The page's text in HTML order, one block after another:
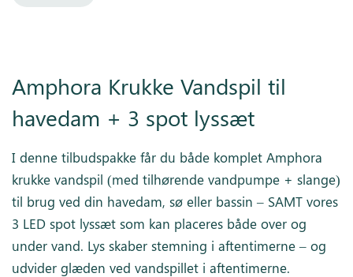
Amphora Krukke Vandspil til
havedam + 3 spot lyssæt
I denne tilbudspakke får du både komplet Amphora
krukke vandspil (med tilhørende vandpumpe + slange)
til brug ved din havedam, sø eller bassin – SAMT vores
3 LED spot lyssæt som kan placeres både over og
under vand. Lys skaber stemning i aftentimerne – og
udvider glæden ved vandspillet i aftentimerne.